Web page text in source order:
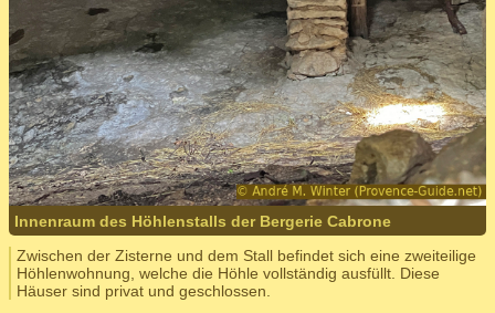
Innenraum des Höhlenstalls der Bergerie Cabrone
Zwischen der Zisterne und dem Stall befindet sich eine zweiteilige
Höhlenwohnung, welche die Höhle vollständig ausfüllt. Diese
Häuser sind privat und geschlossen.